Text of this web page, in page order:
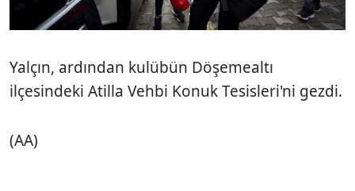
Yalçın, ardından kulübün Döşemealtı
ilçesindeki Atilla Vehbi Konuk Tesisleri'ni gezdi.
(AA)